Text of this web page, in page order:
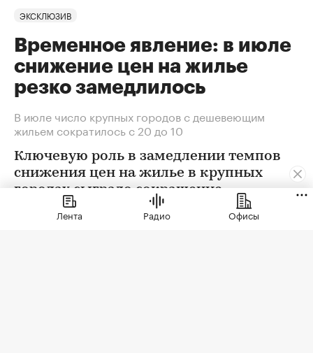
ЭКСКЛЮЗИВ
Временное явление: в июле
снижение цен на жилье
резко замедлилось
В июле число крупных городов с дешевеющим
жильем сократилось с 20 до 10
Ключевую роль в замедлении темпов
снижения цен на жилье в крупных
городах сыграло сокращение
предложения. В условиях
сохраняющейся неопределенности
Лента Радио Офисы